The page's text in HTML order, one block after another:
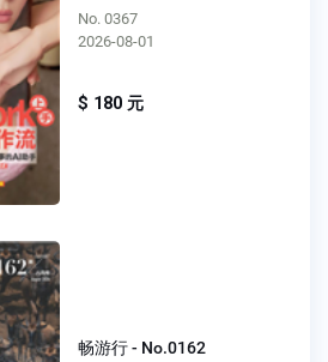
No. 0367
2026-08-01
$ 180 元
畅游行 - No.0162